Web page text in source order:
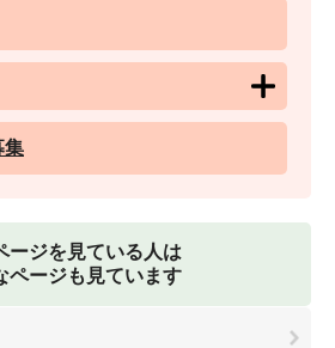
集
ージを見ている人は
ページも見ています